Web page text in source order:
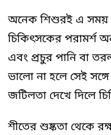
অনেক শিশুরই এ সময়
চিকিৎসকের পরামর্শ
এবং প্রচুর পানি বা
ভালো না হলে সেই
জটিলতা দেখে দিলে
শীতের শুষ্কতা থেকে